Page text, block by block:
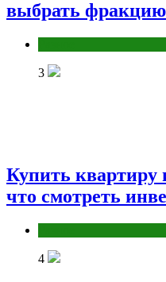
выбрать фракцию
3
Купить квартиру
что смотреть
4